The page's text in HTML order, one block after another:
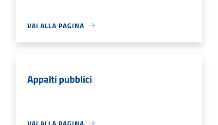
VAI ALLA PAGINA
Appalti pubblici